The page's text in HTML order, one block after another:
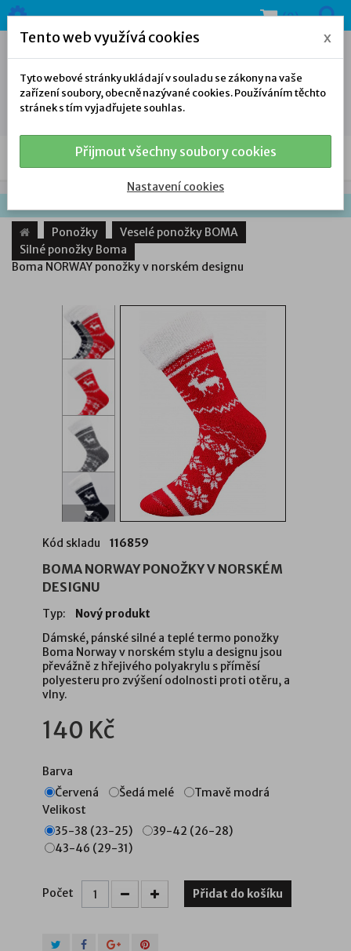
(0)
NAŠE NABÍDKA
Ponožky
Veselé ponožky BOMA
Silné ponožky Boma
Boma NORWAY ponožky v norském designu
Kód skladu 116859
BOMA NORWAY PONOŽKY V NORSKÉM
DESIGNU
Typ:
Nový produkt
Dámské, pánské silné a teplé termo ponožky
Boma Norway v norském stylu a designu jsou
převážně z hřejivého polyakrylu s příměsí
polyesteru pro zvýšení odolnosti proti otěru, a
vlny.
140 Kč
Barva
Červená
Šedá melé
Tmavě modrá
Velikost
35-38 (23-25)
39-42 (26-28)
43-46 (29-31)
Počet Přidat do košíku
Tento web využívá cookies x
Tyto webové stránky ukládají v souladu se zákony na vaše
zařízení soubory, obecně nazývané cookies. Používáním těchto
stránek s tím vyjadřujete souhlas.
Přijmout všechny soubory cookies
Nastavení cookies